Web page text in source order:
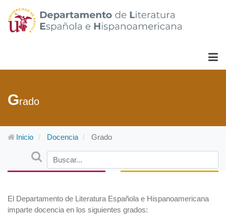
Grado
Inicio Docencia Grado
Type 2 or more characters for results.
El Departamento de Literatura Española e Hispanoamericana
imparte docencia en los siguientes grados: